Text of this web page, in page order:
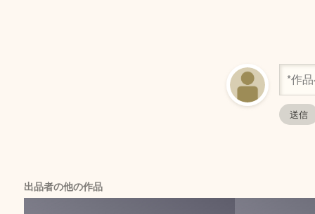
出品者の他の作品